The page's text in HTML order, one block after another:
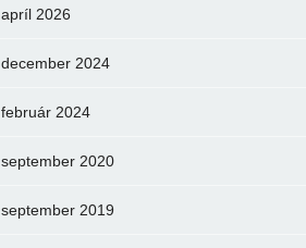
apríl 2026
december 2024
február 2024
september 2020
september 2019